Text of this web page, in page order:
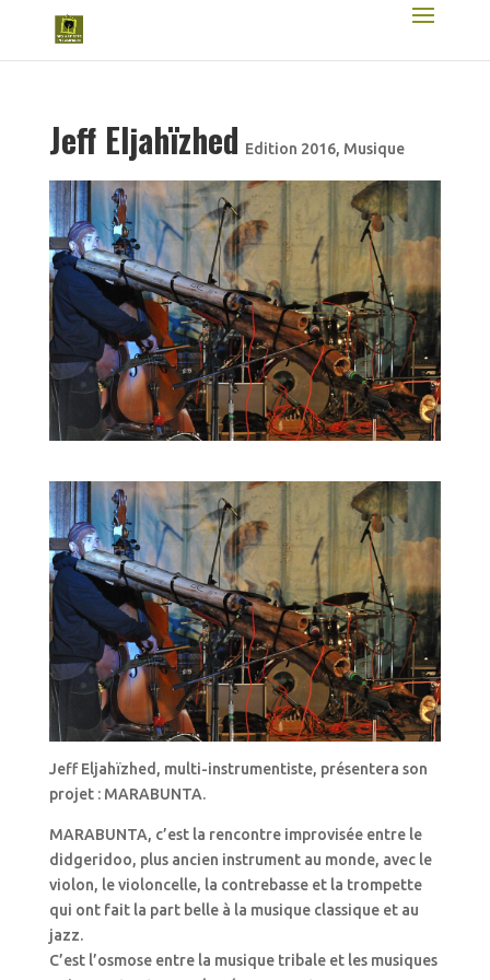
Jeff Eljahïzhed Edition 2016, Musique
Jeff Eljahïzhed, multi-instrumentiste, présentera son
projet : MARABUNTA.
MARABUNTA, c’est la rencontre improvisée entre le
didgeridoo, plus ancien instrument au monde, avec le
violon, le violoncelle, la contrebasse et la trompette
qui ont fait la part belle à la musique classique et au
jazz.
C’est l’osmose entre la musique tribale et les musiques